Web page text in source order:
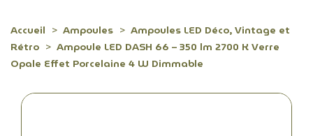
Accueil Ampoules
Ampoules LED Déco, Vintage et
Rétro
Ampoule LED DASH 66 – 350 lm 2700 K Verre
Opale Effet Porcelaine 4 W Dimmable